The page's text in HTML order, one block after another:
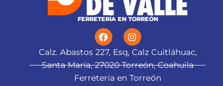
FERRETERÍA EN TORREÓN
Calz. Abastos 227, Esq, Calz Cuitláhuac,
Santa María, 27020 Torreón, Coahuila
Ferretería en Torreón